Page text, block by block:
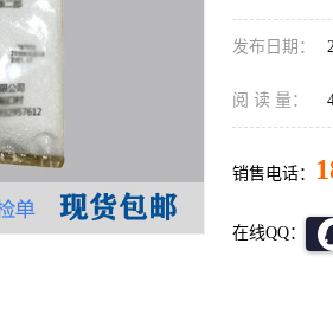
发布日期：
阅 读 量：
销售电话：
在线QQ：